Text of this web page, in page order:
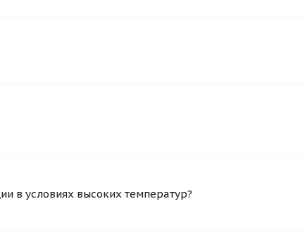
в условиях высоких температур?